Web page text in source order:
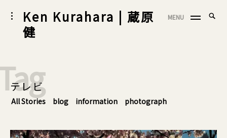
Skip
to
content
Ken Kurahara | 蔵原
健
toggle
open/close
sidebar
MENU
テレビ
All Stories blog information photograph